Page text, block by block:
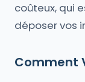
coûteux, qui
déposer vos
Comment